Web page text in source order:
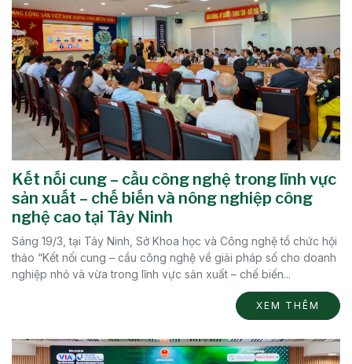
Kết nối cung – cầu công nghệ trong lĩnh vực
sản xuất – chế biến và nông nghiệp công
nghệ cao tại Tây Ninh
Sáng 19/3, tại Tây Ninh, Sở Khoa học và Công nghệ tổ chức hội
thảo “Kết nối cung – cầu công nghệ về giải pháp số cho doanh
nghiệp nhỏ và vừa trong lĩnh vực sản xuất – chế biến...
XEM THÊM